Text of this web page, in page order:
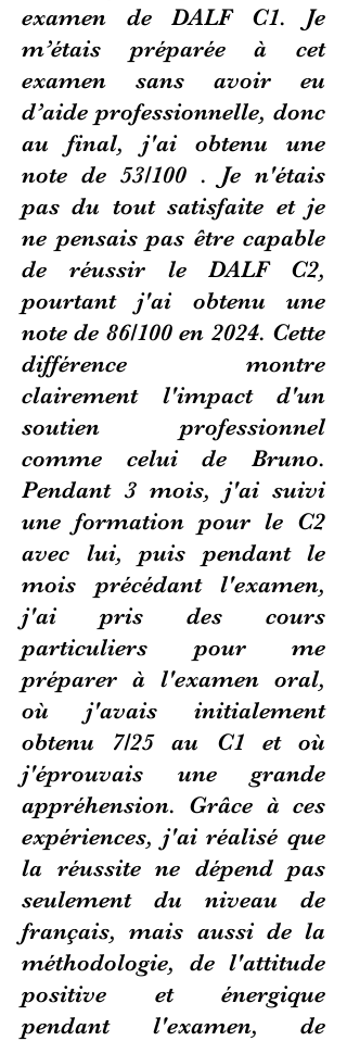
examen de DALF C1. Je
m’étais préparée à cet
examen sans avoir eu
d’aide professionnelle, donc
au final, j'ai obtenu une
note de 53/100 . Je n'étais
pas du tout satisfaite et je
ne pensais pas être capable
de réussir le DALF C2,
pourtant j'ai obtenu une
note de 86/100 en 2024. Cette
différence montre
clairement l'impact d'un
soutien professionnel
comme celui de Bruno.
Pendant 3 mois, j'ai suivi
une formation pour le C2
avec lui, puis pendant le
mois précédant l'examen,
j'ai pris des cours
particuliers pour me
préparer à l'examen oral,
où j'avais initialement
obtenu 7/25 au C1 et où
j'éprouvais une grande
appréhension. Grâce à ces
expériences, j'ai réalisé que
la réussite ne dépend pas
seulement du niveau de
français, mais aussi de la
méthodologie, de l'attitude
positive et énergique
pendant l'examen, de